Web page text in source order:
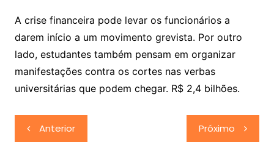
A crise financeira pode levar os funcionários a
darem início a um movimento grevista. Por outro
lado, estudantes também pensam em organizar
manifestações contra os cortes nas verbas
universitárias que podem chegar. R$ 2,4 bilhões.
Navegação
Anterior Próximo